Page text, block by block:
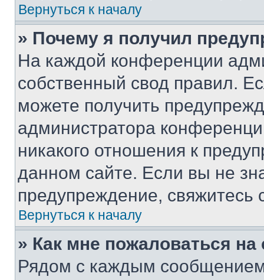
Вернуться к началу
» Почему я получил
На каждой конференции
собственный свод правил.
можете получить
администратора
никакого отношения к
данном сайте. Если вы не
предупреждение,
Вернуться к началу
» Как мне пожаловаться
Рядом с каждым сообщением